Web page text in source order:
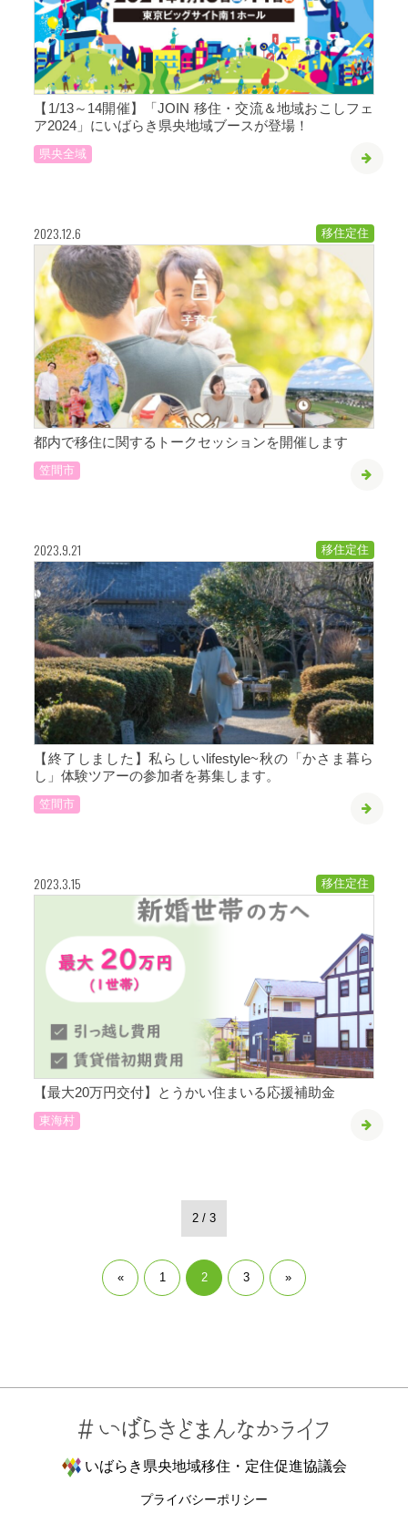
【1/13～14開催】「JOIN 移住・交流＆地域おこしフェ
ア2024」にいばらき県央地域ブースが登場！
県央全域
2023.12.6 移住定住
都内で移住に関するトークセッションを開催します
笠間市
2023.9.21 移住定住
【終了しました】私らしいlifestyle~秋の「かさま暮ら
し」体験ツアーの参加者を募集します。
笠間市
2023.3.15 移住定住
【最大20万円交付】とうかい住まいる応援補助金
東海村
2 / 3
« 1 2 3 »
いばらき県央地域移住・定住促進協議会
プライバシーポリシー